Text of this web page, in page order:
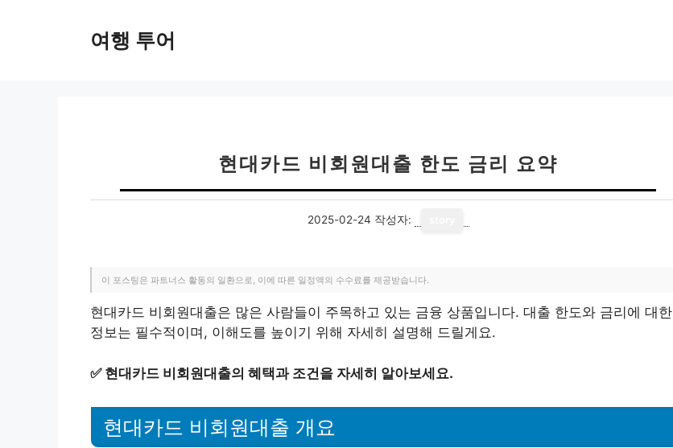
여행 투어
현대카드 비회원대출 한도 금리 요약
2025-02-24 작성자:
이 포스팅은 파트너스 활동의 일환으로, 이에 따른 일정액의 수수료를 제공받습니다.
현대카드 비회원대출은 많은 사람들이 주목하고 있는 금융 상품입니다. 대출 한도와 금리에 대한
정보는 필수적이며, 이해도를 높이기 위해 자세히 설명해 드릴게요.
✅ 현대카드 비회원대출의 혜택과 조건을 자세히 알아보세요.
현대카드 비회원대출 개요